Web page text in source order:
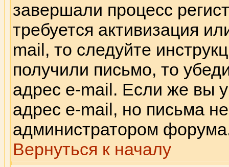
завершали процесс
требуется активизация
mail, то следуйте
получили письмо, то
адрес e-mail. Если же вы
адрес e-mail, но письма
администратором
Вернуться к началу